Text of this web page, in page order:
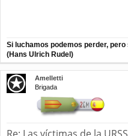
Si luchamos podemos perder,
(Hans Ulrich Rudel)
Amelletti
Brigada